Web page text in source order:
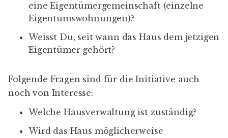
eine Eigentümergemeinschaft (einzelne
Eigentumswohnungen)?
Weisst Du, seit wann das Haus dem jetzigen
Eigentümer gehört?
Folgende Fragen sind für die Initiative auch
noch von Interesse:
Welche Hausverwaltung ist zuständig?
Wird das Haus möglicherweise